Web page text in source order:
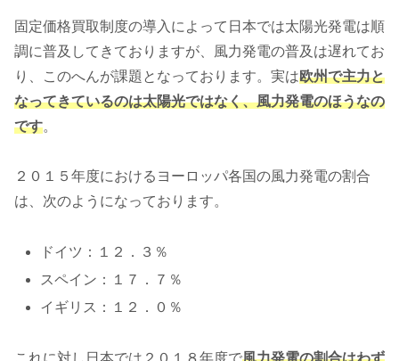
固定価格買取制度の導入によって日本では太陽光発電は順
調に普及してきておりますが、風力発電の普及は遅れてお
り、このへんが課題となっております。実は欧州で主力と
なってきているのは太陽光ではなく、風力発電のほうなの
です。
２０１５年度におけるヨーロッパ各国の風力発電の割合
は、次のようになっております。
ドイツ：１２．３％
スペイン：１７．７％
イギリス：１２．０％